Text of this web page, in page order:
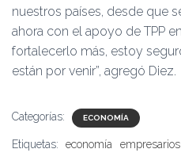
nuestros países, desde que
ahora con el apoyo de TPP
fortalecerlo más, estoy
están por venir”, agregó Diez.
Categorías: ECONOMÍA
Etiquetas: economía empresarios